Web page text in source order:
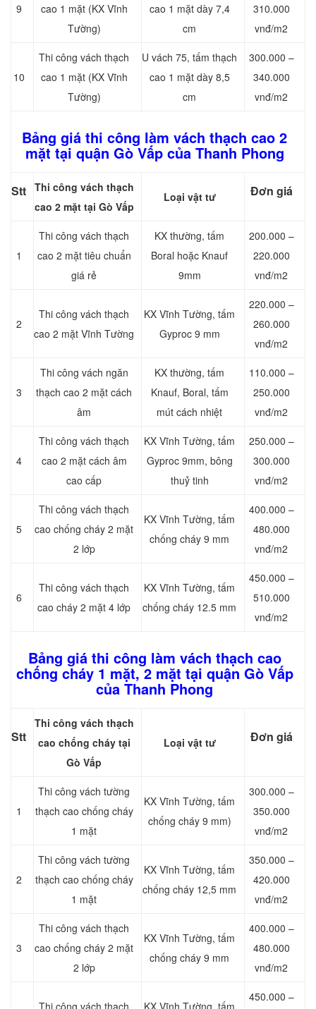
9
cao 1 mặt (KX Vĩnh
Tường)
cao 1 mặt dày 7,4
cm
310.000
vnđ/m2
10
Thi công vách thạch
cao 1 mặt (KX Vĩnh
Tường)
U vách 75, tấm thạch
cao 1 mặt dày 8,5
cm
300.000 –
340.000
vnđ/m2
Bảng giá thi công làm vách thạch cao 2
mặt tại quận Gò Vấp của Thanh Phong
Stt Thi công vách thạch
cao 2 mặt tại Gò Vấp
Loại vật tư Đơn giá
1
Thi công vách thạch
cao 2 mặt tiêu chuẩn
giá rẻ
KX thường, tấm
Boral hoặc Knauf
9mm
200.000 –
220.000
vnđ/m2
2
Thi công vách thạch
cao 2 mặt Vĩnh Tường
KX Vĩnh Tường, tấm
Gyproc 9 mm
220.000 –
260.000
vnđ/m2
3
Thi công vách ngăn
thạch cao 2 mặt cách
âm
KX thường, tấm
Knauf, Boral, tấm
mút cách nhiệt
110.000 –
250.000
vnđ/m2
4
Thi công vách thạch
cao 2 mặt cách âm
cao cấp
KX Vĩnh Tường, tấm
Gyproc 9mm, bông
thuỷ tinh
250.000 –
300.000
vnđ/m2
5
Thi công vách thạch
cao chống cháy 2 mặt
2 lớp
KX Vĩnh Tường, tấm
chống cháy 9 mm
400.000 –
480.000
vnđ/m2
6
Thi công vách thạch
cao cháy 2 mặt 4 lớp
KX Vĩnh Tường, tấm
chống cháy 12.5 mm
450.000 –
510.000
vnđ/m2
Bảng giá thi công làm vách thạch cao
chống cháy 1 mặt, 2 mặt tại quận Gò Vấp
của Thanh Phong
Stt
Thi công vách thạch
cao chống cháy tại
Gò Vấp
Loại vật tư Đơn giá
1
Thi công vách tường
thạch cao chống cháy
1 mặt
KX Vĩnh Tường, tấm
chống cháy 9 mm)
300.000 –
350.000
vnđ/m2
2
Thi công vách tường
thạch cao chống cháy
1 mặt
KX Vĩnh Tường, tấm
chống cháy 12,5 mm
350.000 –
420.000
vnđ/m2
3
Thi công vách thạch
cao chống cháy 2 mặt
2 lớp
KX Vĩnh Tường, tấm
chống cháy 9 mm
400.000 –
480.000
vnđ/m2
Thi công vách thạch KX Vĩnh Tường, tấm
450.000 –